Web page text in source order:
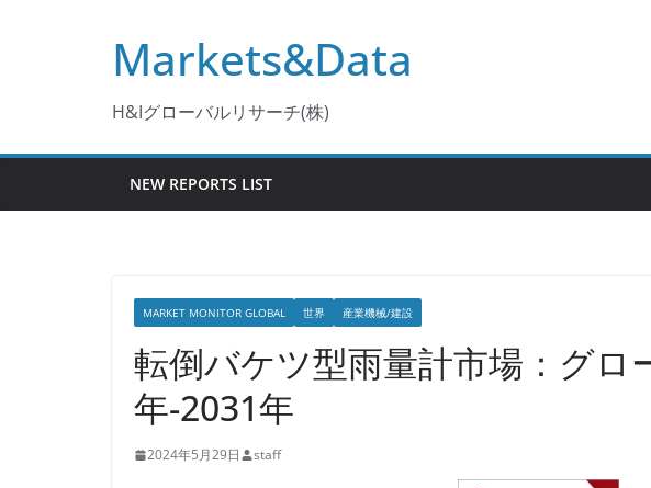
Markets&Data
H&Iグローバルリサーチ(株)
NEW REPORTS LIST
MARKET MONITOR GLOBAL 世界 産業機械/建設
転倒バケツ型雨量計市場：グロ
年-2031年
2024年5月29日 staff